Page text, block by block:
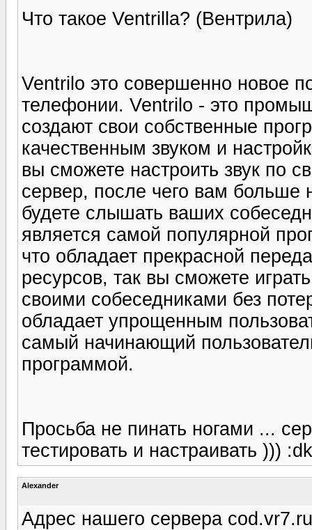
Что такое Ventrilla? (Вентрила)
Ventrilo это совершенно новое
телефонии. Ventrilo - это
создают свои собственные
качественным звуком и
вы сможете настроить звук по
сервер, после чего вам больше
будете слышать ваших
является самой популярной
что обладает прекрасной
ресурсов, так вы сможете
своими собеседниками без
обладает упрощенным
самый начинающий
программой.
Просьба не пинать ногами ...
тестировать и настраивать )))
Alexander
Адрес нашего сервера cod.vr7.ru